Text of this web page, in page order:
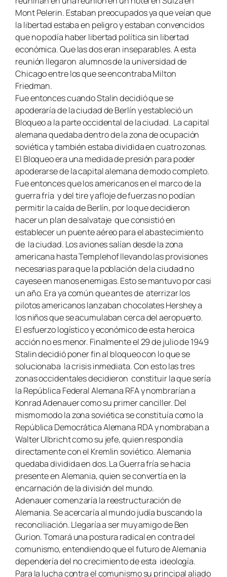
Mont Pelerin. Estaban preocupados ya que veían que
la libertad estaba en peligro y estaban convencidos
que no podía haber libertad política sin libertad
económica. Que las dos eran inseparables. A esta
reunión llegaron alumnos de la universidad de
Chicago entre los que se encontraba Milton
Friedman.
Fue entonces cuando Stalin decidió que se
apoderaría de la ciudad de Berlín y estableció un
Bloqueo a la parte occidental de la ciudad. La capital
alemana quedaba dentro de la zona de ocupación
soviética y también estaba dividida en cuatro zonas.
El Bloqueo era una medida de presión para poder
apoderarse de la capital alemana de modo completo.
Fue entonces que los americanos en el marco de la
guerra fría y del tire y afloje de fuerzas no podían
permitir la caída de Berlín, por lo que decidieron
hacer un plan de salvataje que consistió en
establecer un puente aéreo para el abastecimiento
de la ciudad. Los aviones salían desde la zona
americana hasta Templehof llevando las provisiones
necesarias para que la población de la ciudad no
cayese en manos enemigas. Esto se mantuvo por casi
un año. Era ya común que antes de aterrizar los
pilotos americanos lanzaban chocolates Hershey a
los niños que se acumulaban cerca del aeropuerto.
El esfuerzo logístico y económico de esta heroica
acción no es menor. Finalmente el 29 de julio de 1949
Stalin decidió poner fin al bloqueo con lo que se
solucionaba la crisis inmediata. Con esto las tres
zonas occidentales decidieron constituir la que sería
la República Federal Alemana RFA y nombrarían a
Konrad Adenauer como su primer canciller. Del
mismo modo la zona soviética se constituía como la
República Democrática Alemana RDA y nombraban a
Walter Ulbricht como su jefe, quien respondía
directamente con el Kremlin soviético. Alemania
quedaba dividida en dos. La Guerra fría se hacia
presente en Alemania, quien se convertía en la
encarnación de la división del mundo.
Adenauer comenzaría la reestructuración de
Alemania. Se acercaría al mundo judía buscando la
reconciliación. Llegaría a ser muy amigo de Ben
Gurion. Tomará una postura radical en contra del
comunismo, entendiendo que el futuro de Alemania
dependería del no crecimiento de esta ideología.
Para la lucha contra el comunismo su principal aliado